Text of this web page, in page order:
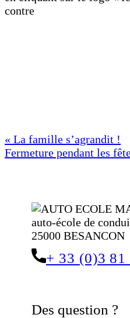
contre
Navigation
de
« La famille s’agrandit !
Fermeture pendant les
+ 33 (0)3 81
Des question ?